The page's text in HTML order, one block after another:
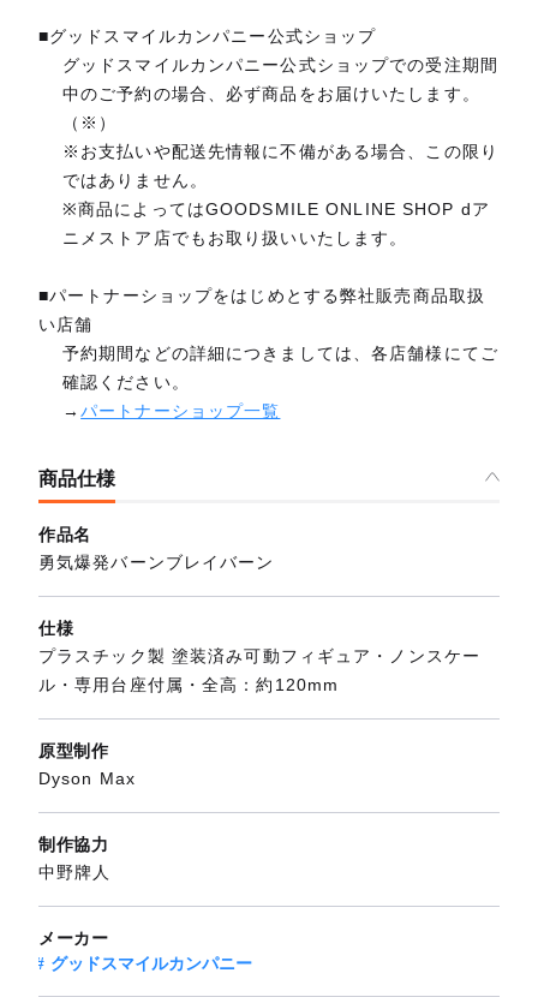
■グッドスマイルカンパニー公式ショップ
グッドスマイルカンパニー公式ショップでの受注期間
中のご予約の場合、必ず商品をお届けいたします。
（※）
※お支払いや配送先情報に不備がある場合、この限り
ではありません。
※商品によってはGOODSMILE ONLINE SHOP dア
ニメストア店でもお取り扱いいたします。
■パートナーショップをはじめとする弊社販売商品取扱
い店舗
予約期間などの詳細につきましては、各店舗様にてご
確認ください。
→パートナーショップ一覧
商品仕様
作品名
勇気爆発バーンブレイバーン
仕様
プラスチック製 塗装済み可動フィギュア・ノンスケー
ル・専用台座付属・全高：約120mm
原型制作
Dyson Max
制作協力
中野牌人
メーカー
グッドスマイルカンパニー